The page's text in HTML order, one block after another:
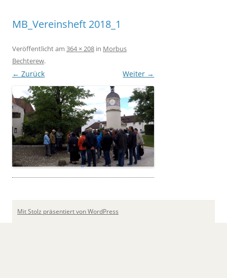
MB_Vereinsheft 2018_1
Veröffentlichtam 364 × 208 in Morbus
Bechterew.
← Zurück Weiter →
Mit Stolz präsentiert von WordPress